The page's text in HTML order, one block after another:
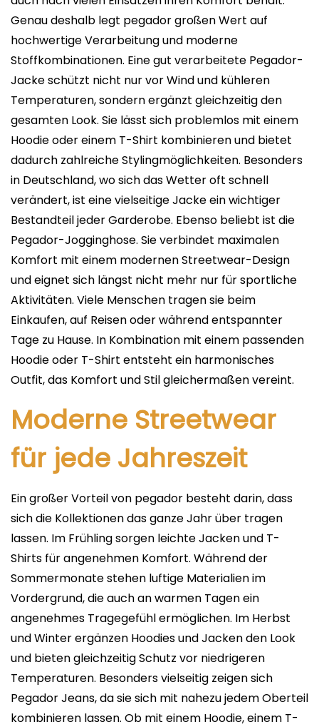
Genau deshalb legt pegador großen Wert auf
hochwertige Verarbeitung und moderne
Stoffkombinationen. Eine gut verarbeitete Pegador-
Jacke schützt nicht nur vor Wind und kühleren
Temperaturen, sondern ergänzt gleichzeitig den
gesamten Look. Sie lässt sich problemlos mit einem
Hoodie oder einem T-Shirt kombinieren und bietet
dadurch zahlreiche Stylingmöglichkeiten. Besonders
in Deutschland, wo sich das Wetter oft schnell
verändert, ist eine vielseitige Jacke ein wichtiger
Bestandteil jeder Garderobe. Ebenso beliebt ist die
Pegador-Jogginghose. Sie verbindet maximalen
Komfort mit einem modernen Streetwear-Design
und eignet sich längst nicht mehr nur für sportliche
Aktivitäten. Viele Menschen tragen sie beim
Einkaufen, auf Reisen oder während entspannter
Tage zu Hause. In Kombination mit einem passenden
Hoodie oder T-Shirt entsteht ein harmonisches
Outfit, das Komfort und Stil gleichermaßen vereint.
Moderne Streetwear
für jede Jahreszeit
Ein großer Vorteil von pegador besteht darin, dass
sich die Kollektionen das ganze Jahr über tragen
lassen. Im Frühling sorgen leichte Jacken und T-
Shirts für angenehmen Komfort. Während der
Sommermonate stehen luftige Materialien im
Vordergrund, die auch an warmen Tagen ein
angenehmes Tragegefühl ermöglichen. Im Herbst
und Winter ergänzen Hoodies und Jacken den Look
und bieten gleichzeitig Schutz vor niedrigeren
Temperaturen. Besonders vielseitig zeigen sich
Pegador Jeans, da sie sich mit nahezu jedem Oberteil
kombinieren lassen. Ob mit einem Hoodie, einem T-